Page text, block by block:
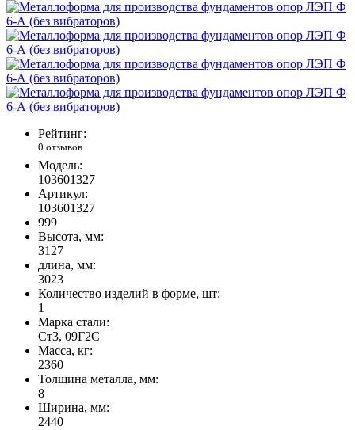
Рейтинг:
0 отзывов
Модель:
103601327
Артикул:
103601327
999
Высота, мм:
3127
длина, мм:
3023
Количество изделий в форме, шт:
1
Марка стали:
Ст3, 09Г2С
Масса, кг:
2360
Толщина металла, мм:
8
Ширина, мм:
2440